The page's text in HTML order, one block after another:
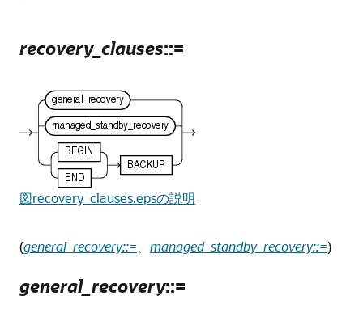
recovery_clauses::=
図recovery_clauses.epsの説明
(general_recovery::= managed_standby_recovery::=)
general_recovery::=